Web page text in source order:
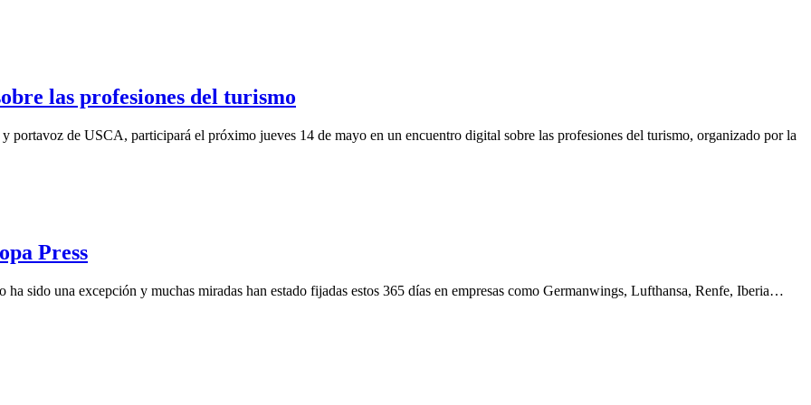
las profesiones del turismo
portavoz de USCA, participará el próximo jueves 14 de mayo en un encuentro digital sobre las profesiones del turismo, organizado por la
Press
sido una excepción y muchas miradas han estado fijadas estos 365 días en empresas como Germanwings, Lufthansa, Renfe, Iberia…